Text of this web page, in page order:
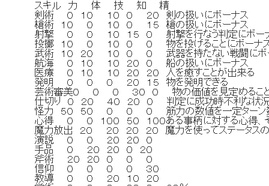
スキル 力 体 技 知 精
剣術 ０ １０ １０ ０ ２０ 剣の扱いにボー
槍術 １０ ０ １０ ０ １５ 槍の扱いにボー
射撃 ０ ０ １０ １５ ０ 射撃を行なう判定にボ
投擲 １０ ０ １０ ０ ０ 物を投げることにボ
武術 １０ ２０ １０ ０ ０ 武器を持たない戦闘に
航海 ０ １０ １０ ２０ ０ 船の扱いにボ
医療 ０ １０ １０ ２０ ２０ 人を癒すことが出
発明 ０ ０ ０ ２０ １５ 物を発
芸術審美０ ０ ０ ３０ ０ 物の価値を見定めること
仕切り ０ ２０ ４０ ２０ ０ 判定に成功時不利な状
怪力 ５０ ５０ ０ ０ ０ 筋力の数値を一定ターン数
心得 ０ ０ １００ ５０ １００ある事柄に対する心得、
魔力放出 ２０ ２０ ２０ ２０ 魔力を使ってステータス
演説 ０ ０ ２０ ２０ ０
手品 ０ ２０ ２０ ０ ２０
斧術 ２０ ２０ ０ ０ ０
信仰 ０ ０ ０ ０ ３０
教導 ０ ０ ２０ １０ ２０